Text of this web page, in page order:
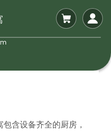
含设备齐全的厨房，